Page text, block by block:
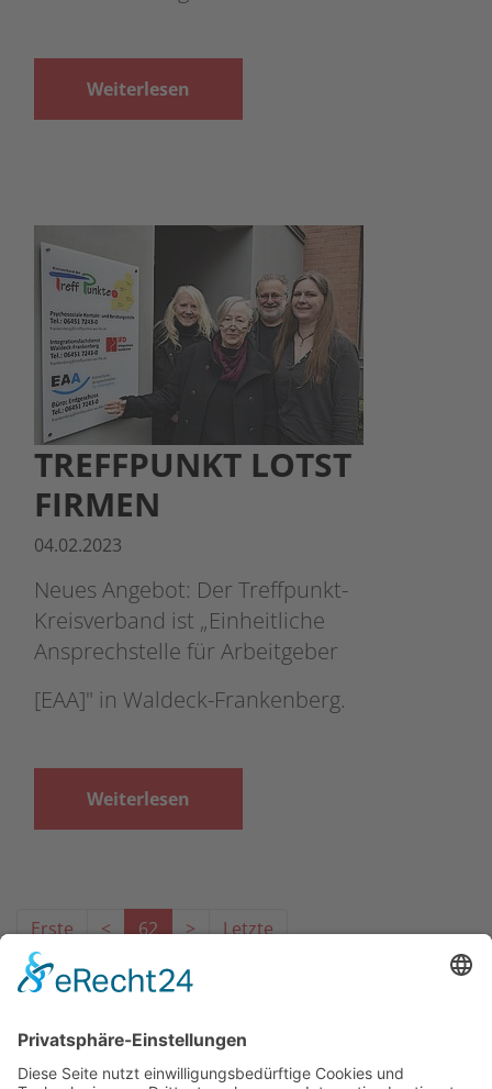
Weiterlesen
TREFFPUNKT LOTST
FIRMEN
04.02.2023
Neues Angebot: Der Treffpunkt-
Kreisverband ist „Einheitliche
Ansprechstelle für Arbeitgeber
[EAA]" in Waldeck-Frankenberg.
Weiterlesen
Erste < 62 > Letzte
Das Projekt zur Implementierung der Einheitlichen
Ansprechstellen für Arbeitgeber gemäß § 185a SGB IX in
Hessen wird gefördert aus Mitteln des LWV Hessen